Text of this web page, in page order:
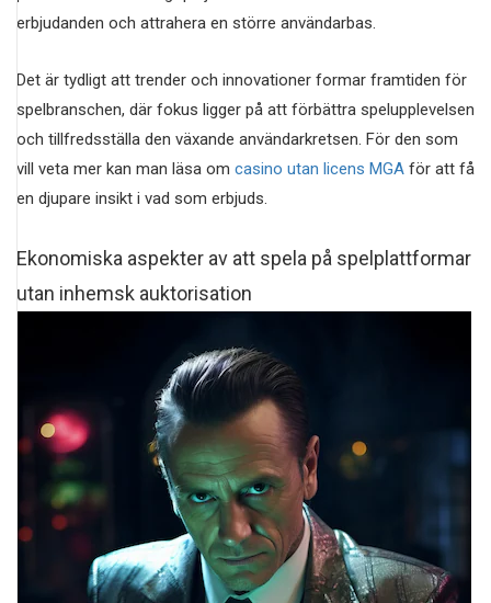
erbjudanden och attrahera en större användarbas.
Det är tydligt att trender och innovationer formar framtiden för
spelbranschen, där fokus ligger på att förbättra spelupplevelsen
och tillfredsställa den växande användarkretsen. För den som
vill veta mer kan man läsa om casino utan licens MGA för att få
en djupare insikt i vad som erbjuds.
Ekonomiska aspekter av att spela på spelplattformar
utan inhemsk auktorisation